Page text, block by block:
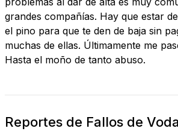
grandes compañías. Hay que estar
el pino para que te den de baja sin
muchas de ellas. Últimamente me
Hasta el moño de tanto abuso.
Reportes de Fallos de